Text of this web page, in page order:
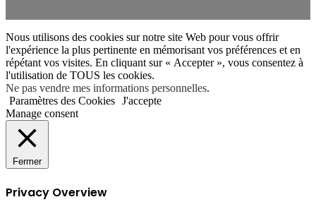
Nous utilisons des cookies sur notre site Web pour vous offrir
l'expérience la plus pertinente en mémorisant vos préférences et en
répétant vos visites. En cliquant sur « Accepter », vous consentez à
l'utilisation de TOUS les cookies.
Ne pas vendre mes informations personnelles.
Paramètres des Cookies J'accepte
Manage consent
Fermer
Privacy Overview